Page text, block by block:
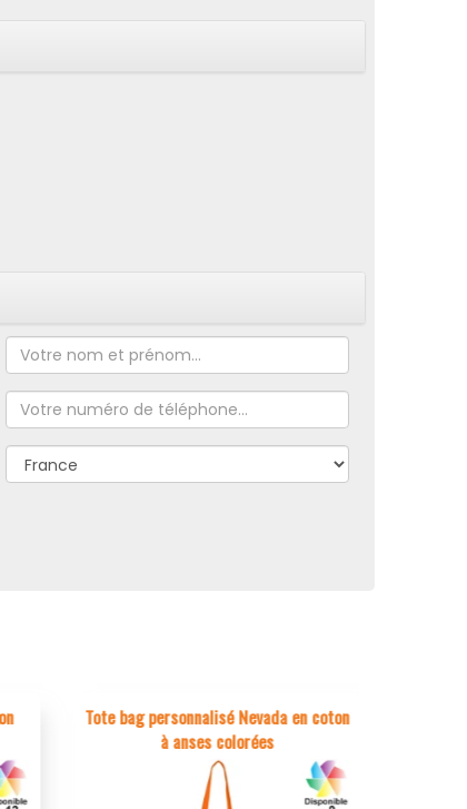
Tote bag personnalisé Nevada en coton
à anses colorées